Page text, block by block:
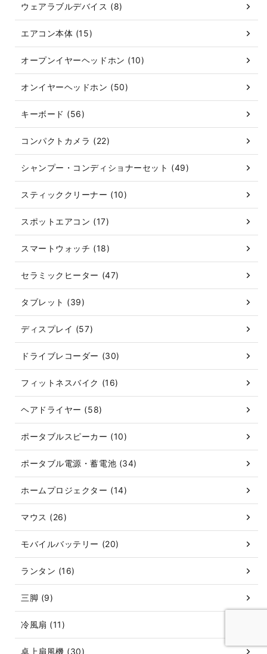
ウェアラブルデバイス (8)
エアコン本体 (15)
オープンイヤーヘッドホン (10)
オンイヤーヘッドホン (50)
キーボード (56)
コンパクトカメラ (22)
シャンプー・コンディショナーセット (49)
スティッククリーナー (10)
スポットエアコン (17)
スマートウォッチ (18)
セラミックヒーター (47)
タブレット (39)
ディスプレイ (57)
ドライブレコーダー (30)
フィットネスバイク (16)
ヘアドライヤー (58)
ポータブルスピーカー (10)
ポータブル電源・蓄電池 (34)
ホームプロジェクター (14)
マウス (26)
モバイルバッテリー (20)
ランタン (16)
三脚 (9)
冷風扇 (11)
卓上扇風機 (30)